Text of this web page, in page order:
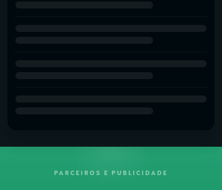
PARCEIROS E PUBLICIDADE